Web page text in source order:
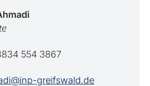
554 3867
greifswald.de